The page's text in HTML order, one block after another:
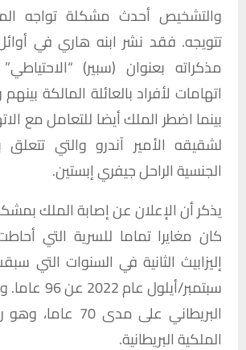
والتشخيص أحدث مشكلة تواجه
تتويجه. فقد نشر ابنه هاري في
مذكراته بعنوان (سبير)
اتهامات لأفراد بالعائلة المالكة
بينما اضطر الملك أيضا للتعامل مع
لشقيقه الأمير آندرو والتي تتعلق
الجنسية الراحل جيفري إبستين.
يذكر أن الإعلان عن إصابة الملك
كان مغايرا تماما للسرية التي
سبتمبر/
البريطاني على
الملكية البريطانية.